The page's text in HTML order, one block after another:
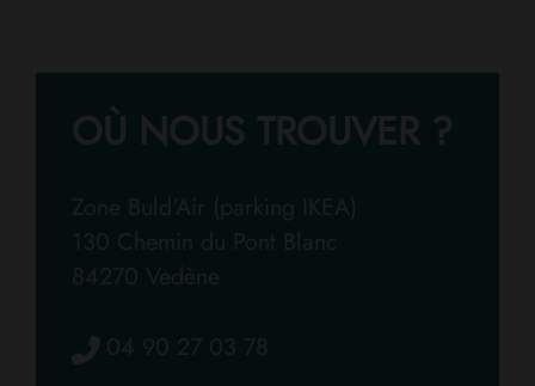
OÙ NOUS TROUVER ?
Zone Buld'Air (parking IKEA)
130 Chemin du Pont Blanc
84270 Vedène
04 90 27 03 78